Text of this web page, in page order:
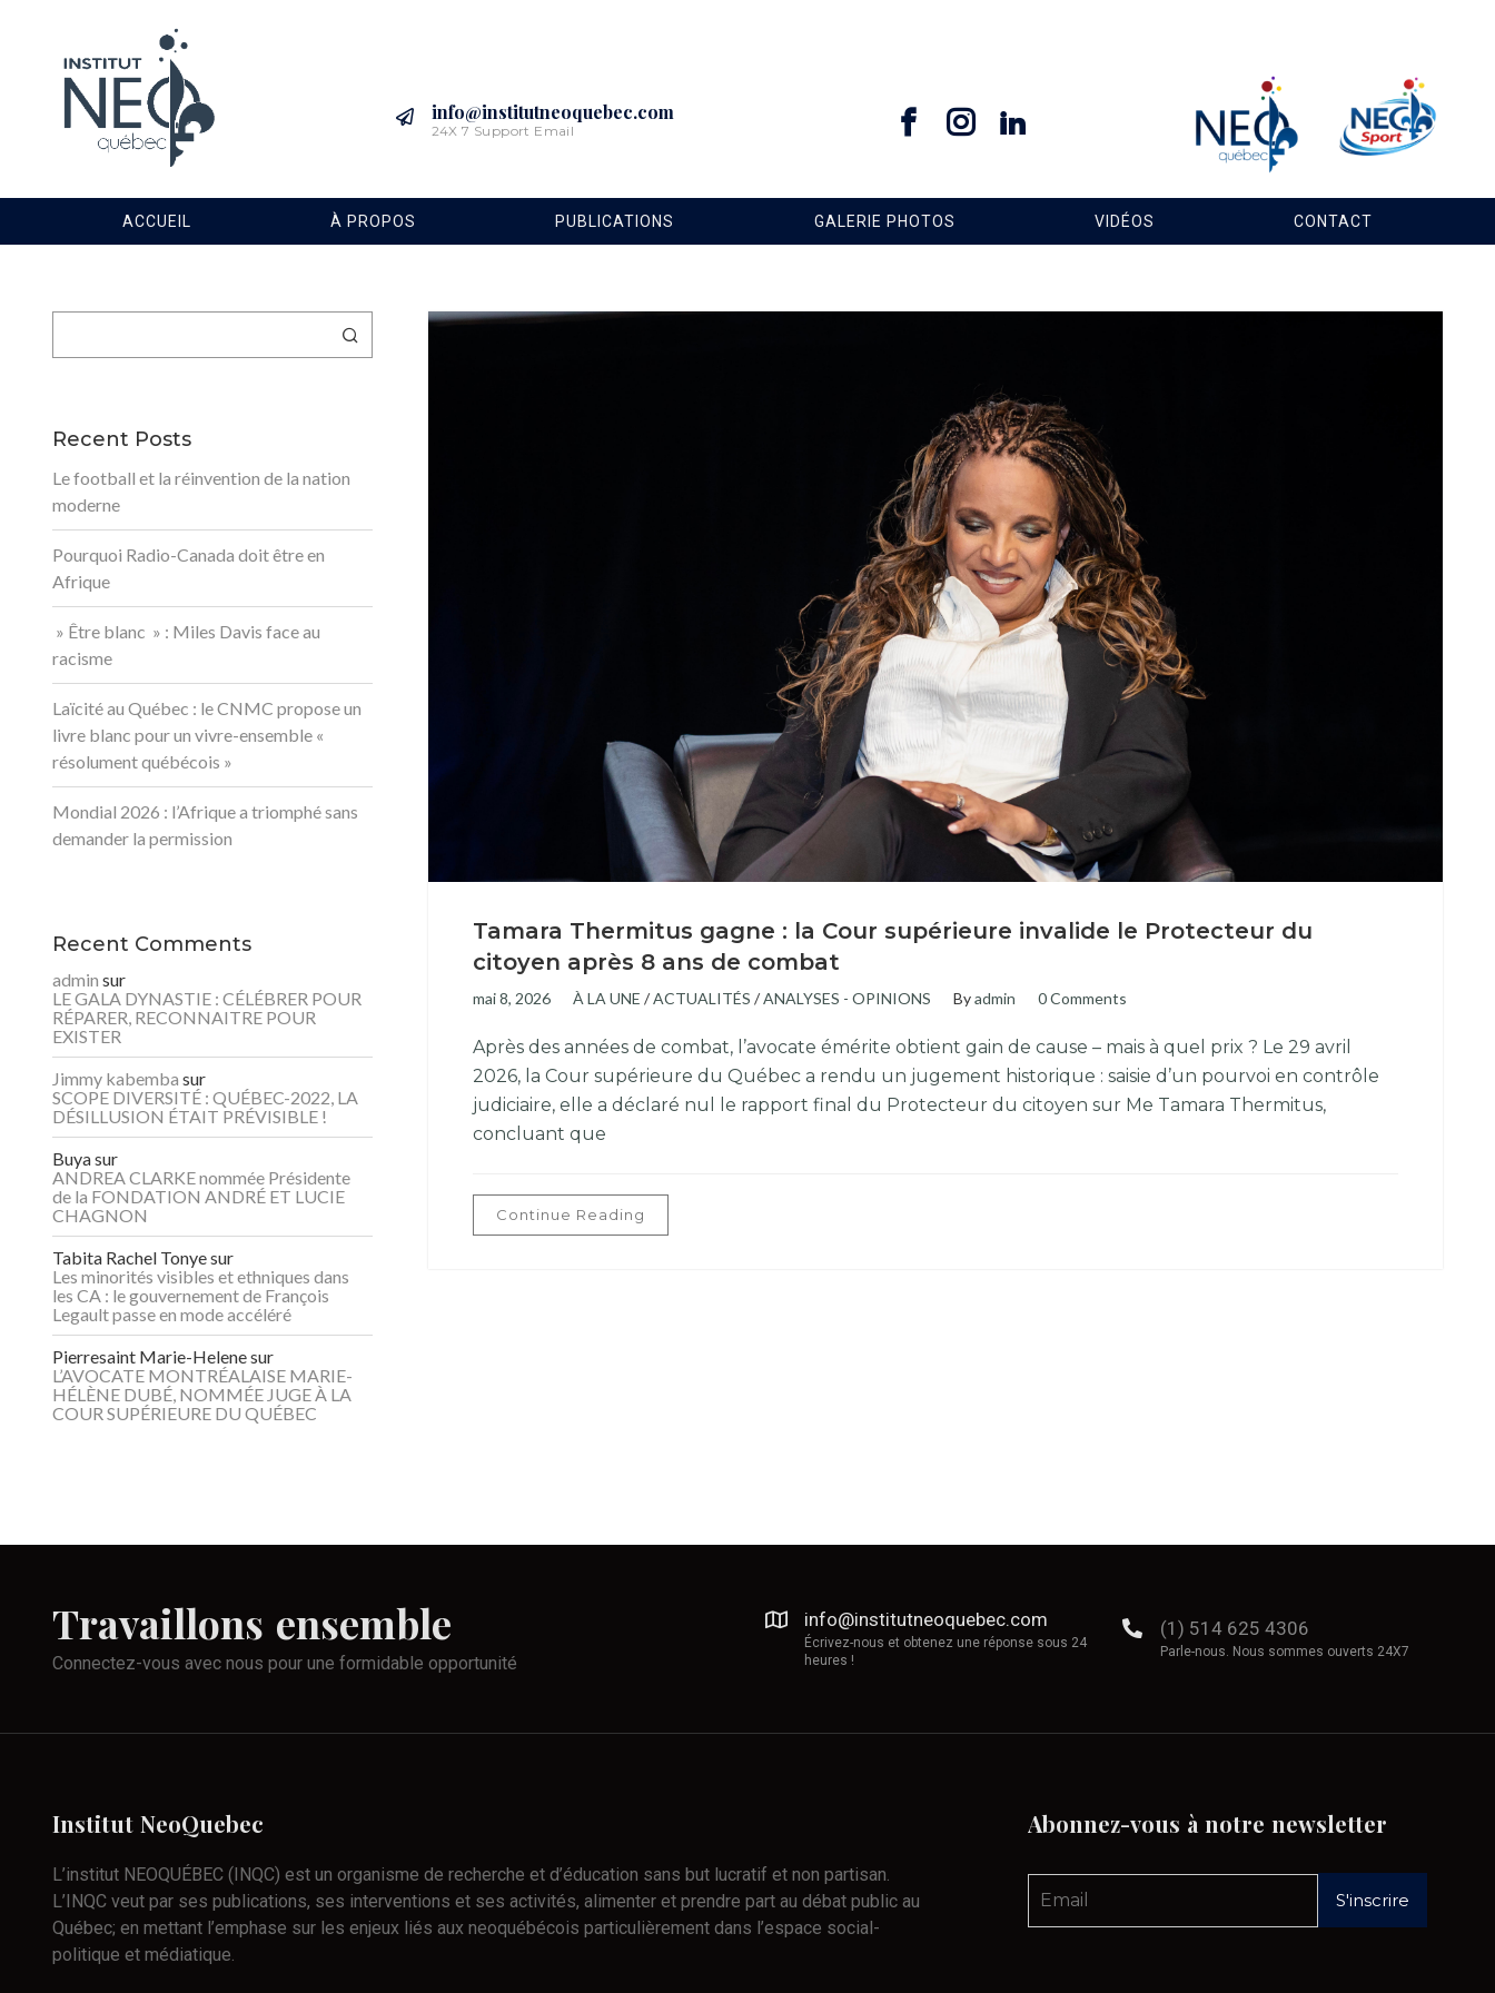
info@institutneoquebec.com
24X 7 Support Email
ACCUEIL À PROPOS PUBLICATIONS GALERIE PHOTOS VIDÉOS CONTACT
Tamara Thermitus gagne : la Cour supérieure invalide le Protecteur du
citoyen après 8 ans de combat
mai 8, 2026 À LA UNE /ACTUALITÉS /ANALYSES - OPINIONS Byadmin 0 Comments
Après des années de combat, l’avocate émérite obtient gain de cause – mais à quel prix ? Le 29 avril
2026, la Cour supérieure du Québec a rendu un jugement historique : saisie d’un pourvoi en contrôle
judiciaire, elle a déclaré nul le rapport final du Protecteur du citoyen sur Me Tamara Thermitus,
concluant que
Continue Reading
Recent Posts
Le football et la réinvention de la nation
moderne
Pourquoi Radio-Canada doit être en
Afrique
» Être blanc » : Miles Davis face au
racisme
Laïcité au Québec : le CNMC propose un
livre blanc pour un vivre-ensemble «
résolument québécois »
Mondial 2026 : l’Afrique a triomphé sans
demander la permission
Recent Comments
admin sur
LE GALA DYNASTIE : CÉLÉBRER POUR
RÉPARER, RECONNAITRE POUR
EXISTER
Jimmy kabemba sur
SCOPE DIVERSITÉ : QUÉBEC-2022, LA
DÉSILLUSION ÉTAIT PRÉVISIBLE !
Buyasur
ANDREA CLARKE nommée Présidente
de la FONDATION ANDRÉ ET LUCIE
CHAGNON
Tabita Rachel Tonyesur
Les minorités visibles et ethniques dans
les CA : le gouvernement de François
Legault passe en mode accéléré
Pierresaint Marie-Helenesur
L’AVOCATE MONTRÉALAISE MARIE-
HÉLÈNE DUBÉ, NOMMÉE JUGE À LA
COUR SUPÉRIEURE DU QUÉBEC
Travaillons ensemble
Connectez-vous avec nous pour une formidable opportunité
info@institutneoquebec.com
Écrivez-nous et obtenez une réponse sous 24
heures !
(1) 514 625 4306
Parle-nous. Nous sommes ouverts 24X7
Institut NeoQuebec
L’institut NEOQUÉBEC (INQC) est un organisme de recherche et d’éducation sans but lucratif et non partisan.
L’INQC veut par ses publications, ses interventions et ses activités, alimenter et prendre part au débat public au
Québec; en mettant l’emphase sur les enjeux liés aux neoquébécois particulièrement dans l’espace social-
politique et médiatique.
Abonnez-vous à notre newsletter